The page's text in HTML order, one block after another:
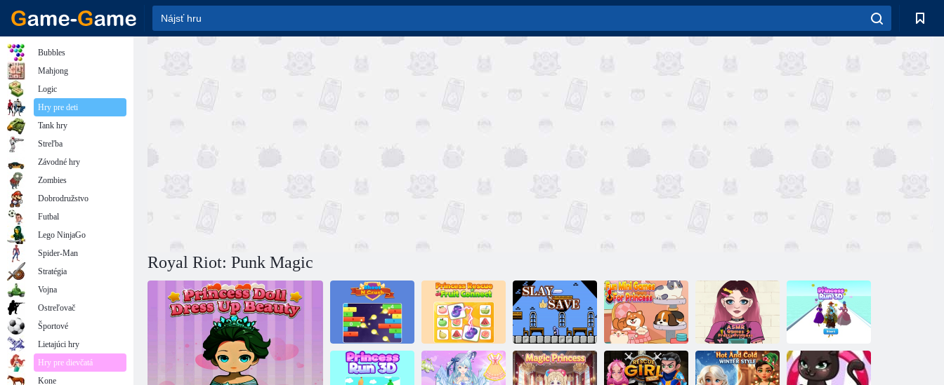
Royal Riot: Punk Magic
Hry ASMR:
Bubbles
Mahjong
Logic
Hry pre deti
Tank hry
Streľba
Závodné hry
Zombies
Dobrodružstvo
Futbal
Lego NinjaGo
Spider-Man
Stratégia
Vojna
Ostreľovač
Športové
Lietajúci hry
Hry pre dievčatá
Kone